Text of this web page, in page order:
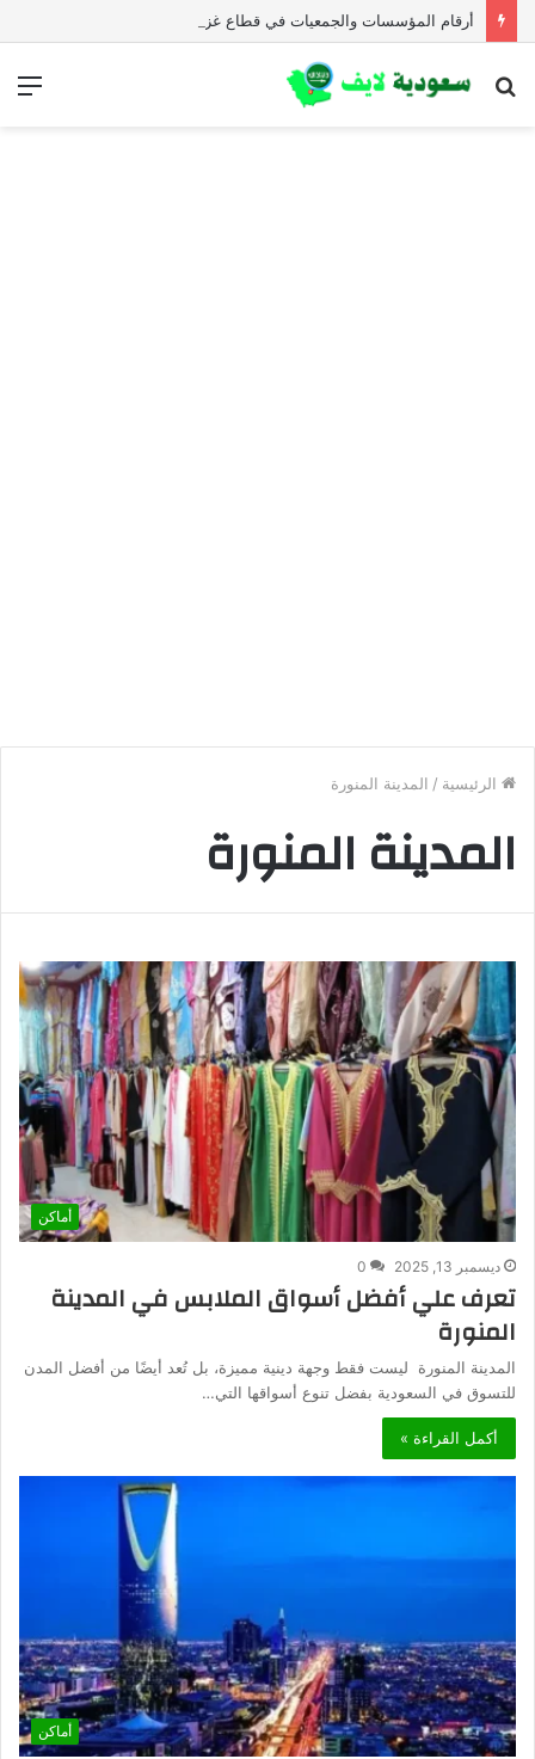
بحث
الرئيسية / المدينة المنورة
المدينة المنورة
أماكن
ديسمبر 13, 2025 0
تعرف علي أفضل أسواق الملابس في المدينة
المنورة
المدينة المنورة ليست فقط وجهة دينية مميزة، بل تُعد أيضًا من أفضل المدن
للتسوق في السعودية بفضل تنوع أسواقها التي…
أكمل القراءة »
أماكن